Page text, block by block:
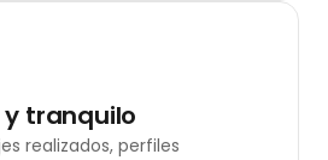
tranquilo
realizados, perfiles